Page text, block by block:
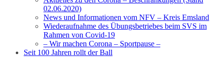
02.06.2020)
News und Informationen vom NFV – Kreis Emsland
Wiederaufnahme des Übungsbetriebes beim SVS im
Rahmen von Covid-19
– Wir machen Corona – Sportpause –
Seit 100 Jahren rollt der Ball